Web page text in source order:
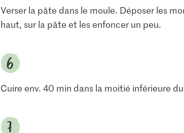
1145 658
Verser la pâte dans le moule. Déposer les
haut, sur la pâte et les enfoncer un peu.
Cuire env. 40 min dans la moitié inférieure